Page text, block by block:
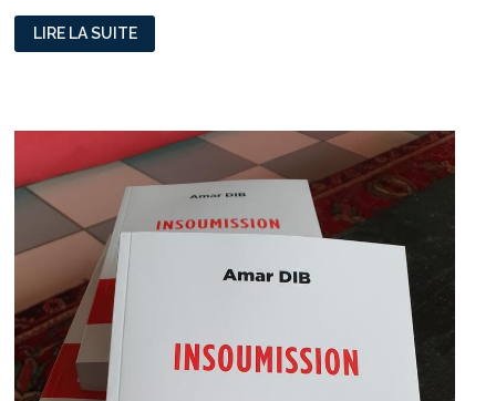
UN
IMAM
DÉSENVOÛTEUR
LIRE LA SUITE